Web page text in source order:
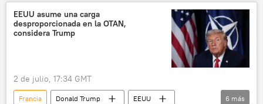
medioambiente
EEUU asume una carga
desproporcionada en la OTAN,
considera Trump
2 de julio, 17:34 GMT
Francia Donald Trump
EEUU
6 más